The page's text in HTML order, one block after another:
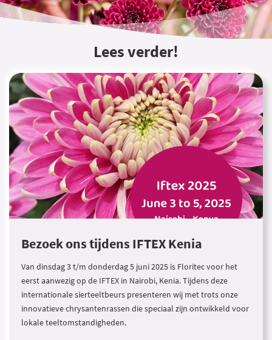
Lees verder!
Bezoek ons tijdens IFTEX Kenia
Van dinsdag 3 t/m donderdag 5 juni 2025 is Floritec voor het
eerst aanwezig op de IFTEX in Nairobi, Kenia. Tijdens deze
internationale sierteeltbeurs presenteren wij met trots onze
innovatieve chrysantenrassen die speciaal zijn ontwikkeld voor
lokale teeltomstandigheden.